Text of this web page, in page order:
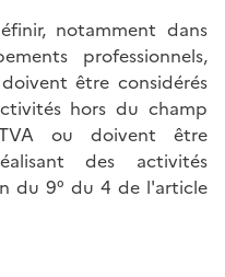
notamment dans
professionnels,
être considérés
hors du champ
ou doivent être
des activités
du 9° du 4 de l'article